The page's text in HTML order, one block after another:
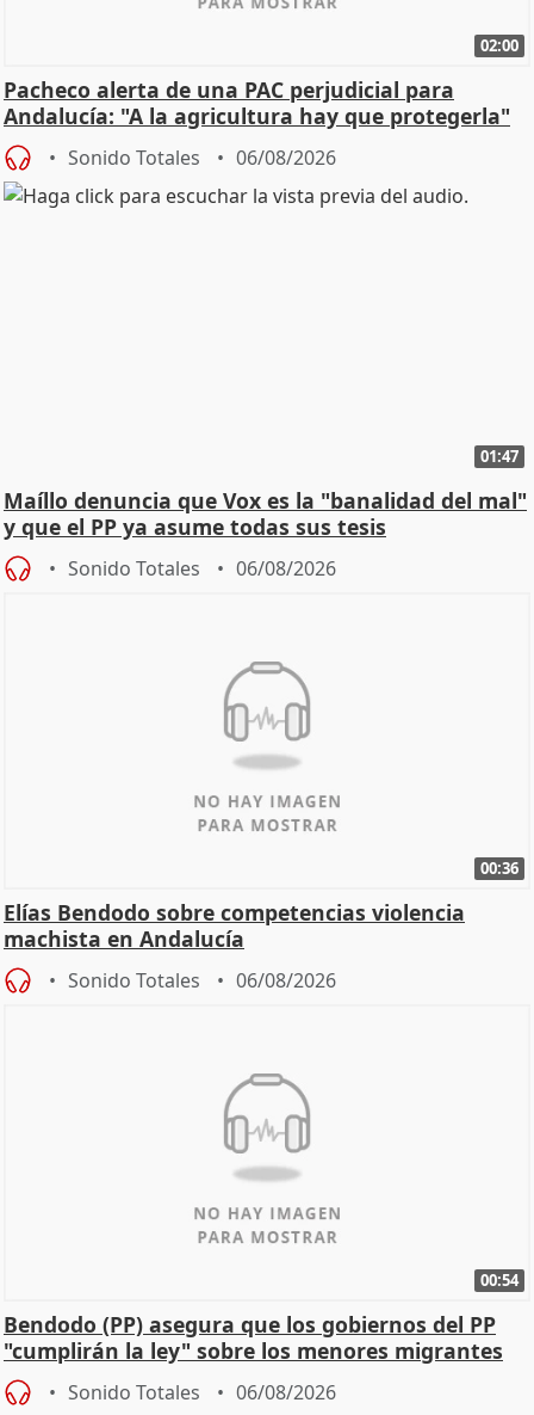
02:00
Pacheco alerta de una PAC perjudicial para
Andalucía: "A la agricultura hay que protegerla"
Sonido Totales 06/08/2026
01:47
Maíllo denuncia que Vox es la "banalidad del mal"
y que el PP ya asume todas sus tesis
Sonido Totales 06/08/2026
00:36
Elías Bendodo sobre competencias violencia
machista en Andalucía
Sonido Totales 06/08/2026
00:54
Bendodo (PP) asegura que los gobiernos del PP
"cumplirán la ley" sobre los menores migrantes
Sonido Totales 06/08/2026